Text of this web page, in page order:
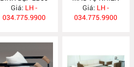
Giá: LH -
034.775.9900
LB59
Giá: LH -
034.775.9900